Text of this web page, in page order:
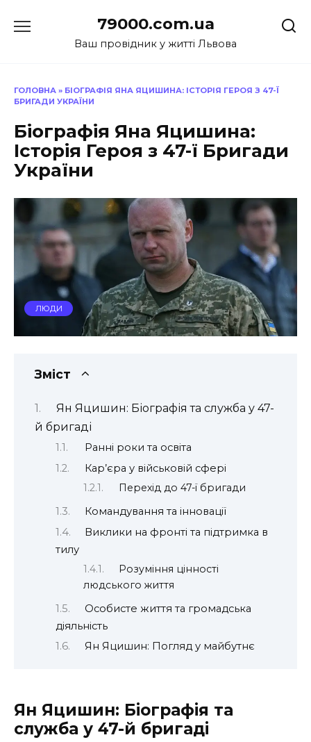
до
79000.com.ua
Ваш провідник у житті Львова
ГОЛОВНА » БІОГРАФІЯ ЯНА ЯЦИШИНА: ІСТОРІЯ ГЕРОЯ З 47-Ї
БРИГАДИ УКРАЇНИ
Біографія Яна Яцишина:
Історія Героя з 47-ї Бригади
України
ЛЮДИ
Зміст
Ян Яцишин: Біографія та служба у 47-
й бригаді
Ранні роки та освіта
Кар’єра у військовій сфері
Перехід до 47-ї бригади
Командування та інновації
Виклики на фронті та підтримка в
тилу
Розуміння цінності
людського життя
Особисте життя та громадська
діяльність
Ян Яцишин: Погляд у майбутнє
Ян Яцишин: Біографія та
служба у 47-й бригаді